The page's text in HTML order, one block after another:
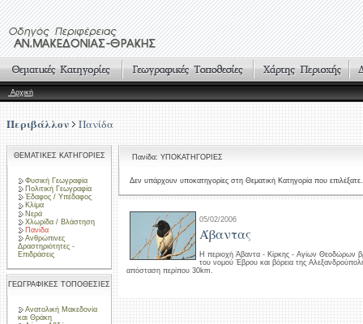
Αρχική
Περιβάλλον Πανίδα
ΘΕΜΑΤΙΚΕΣ ΚΑΤΗΓΟΡΙΕΣ
Φυσική Γεωγραφία
Πολιτική Γεωγραφία
Έδαφος / Υπέδαφος
Κλίμα
Νερά
Χλωρίδα / Βλάστηση
Πανίδα
Ανθρώπινες
Δραστηριότητες -
Επιδράσεις
ΓΕΩΓΡΑΦΙΚΕΣ ΤΟΠΟΘΕΣΙΕΣ
Ανατολική Μακεδονία
και Θράκη
Πανίδα: ΥΠΟΚΑΤΗΓΟΡΙΕΣ
Δεν υπάρχουν υποκατηγορίες στη Θεματική Κατηγορία που επιλέξατε.
05/02/2006
Άβαντας
Η περιοχή Άβαντα - Κίρκης - Αγίων Θεοδώρων
του νομού Έβρου και βόρεια της
απόσταση περίπου 30km.